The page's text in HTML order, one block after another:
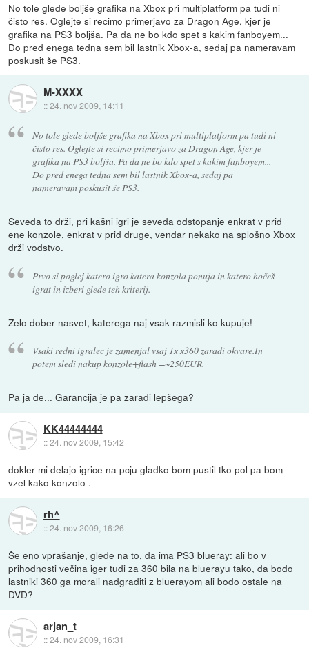
No tole glede boljše grafika na Xbox pri multiplatform pa tudi ni
čisto res. Oglejte si recimo primerjavo za Dragon Age, kjer je
grafika na PS3 boljša. Pa da ne bo kdo spet s kakim fanboyem...
Do pred enega tedna sem bil lastnik Xbox-a, sedaj pa nameravam
poskusit še PS3.
M-XXXX
::24. nov 2009, 14:11
No tole glede boljše grafika na Xbox pri multiplatform pa tudi ni
čisto res. Oglejte si recimo primerjavo za Dragon Age, kjer je
grafika na PS3 boljša. Pa da ne bo kdo spet s kakim fanboyem...
Do pred enega tedna sem bil lastnik Xbox-a, sedaj pa
nameravam poskusit še PS3.
Seveda to drži, pri kašni igri je seveda odstopanje enkrat v prid
ene konzole, enkrat v prid druge, vendar nekako na splošno Xbox
drži vodstvo.
Prvo si poglej katero igro katera konzola ponuja in katero hočeš
igrat in izberi glede teh kriterij.
Zelo dober nasvet, katerega naj vsak razmisli ko kupuje!
Vsaki redni igralec je zamenjal vsaj 1x x360 zaradi okvare.In
potem sledi nakup konzole+flash =~250EUR.
Pa ja de... Garancija je pa zaradi lepšega?
KK44444444
::24. nov 2009, 15:42
dokler mi delajo igrice na pcju gladko bom pustil tko pol pa bom
vzel kako konzolo .
rh^
::24. nov 2009, 16:26
Še eno vprašanje, glede na to, da ima PS3 blueray: ali bo v
prihodnosti večina iger tudi za 360 bila na bluerayu tako, da bodo
lastniki 360 ga morali nadgraditi z bluerayom ali bodo ostale na
DVD?
arjan_t
::24. nov 2009, 16:31